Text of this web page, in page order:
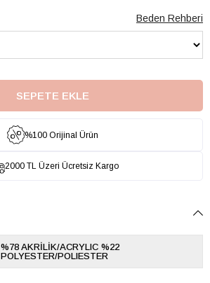
Beden Rehberi
%100 Orijinal Ürün
2000 TL Üzeri Ücretsiz Kargo
%78 AKRİLİK/ACRYLIC %22
POLYESTER/POLIESTER